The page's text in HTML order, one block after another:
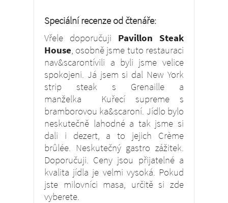
Speciální recenze od čtenáře:
Vřele doporučuji Pavillon Steak
House, osobně jsme tuto restauraci
nav&scarontívili a byli jsme velice
spokojeni. Já jsem si dal New York
strip steak s Grenaille a
manželka Kuřecí supreme s
bramborovou ka&scaroní. Jídlo bylo
neskutečně lahodné a tak jsme si
dali i dezert, a to jejich Crème
brûlée. Neskutečný gastro zážitek.
Doporučuji. Ceny jsou přijatelné a
kvalita jídla je velmi vysoká. Pokud
jste milovníci masa, určitě si zde
vyberete.